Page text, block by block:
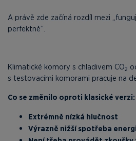
A právě zde začíná rozdíl mezi
perfektně“.
Klimatické komory s chladivem CO2
s testovacími komorami pracuje na
Co se změnilo oproti klasické verzi:
Extrémně nízká hlučnost
Výrazně nižší spotřeba